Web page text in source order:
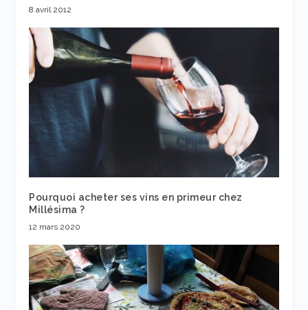
8 avril 2012
Pourquoi acheter ses vins en primeur chez
Millésima ?
12 mars 2020